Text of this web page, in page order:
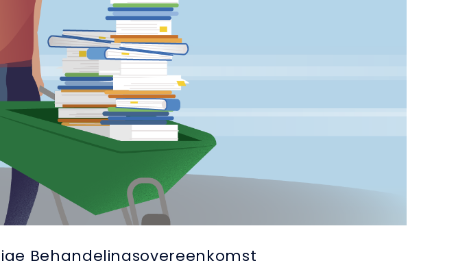
Behandelingsovereenkomst